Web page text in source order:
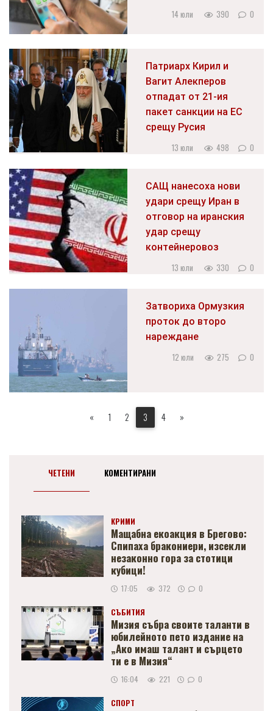
14 юли 390 0
Патриарх Кирил и
Вагит Алекперов
отпадат от 21-ия
пакет санкции на ЕС
срещу Русия
13 юли 498 0
САЩ нанесоха нови
удари срещу Иран в
отговор на иранския
удар срещу
контейнеровоз
13 юли 330 0
Затвориха Ормузкия
проток до второ
нареждане
12 юли 275 0
« 1 2 3 4 »
ЧЕТЕНИ КОМЕНТИРАНИ
КРИМИ
Мащабна екоакция в Брегово:
Спипаха бракониери, изсекли
незаконно гора за стотици
кубици!
17:05 372 0
СЪБИТИЯ
Мизия събра своите таланти в
юбилейното пето издание на
„Ако имаш талант и сърцето
ти е в Мизия“
16:04 221 0
СПОРТ